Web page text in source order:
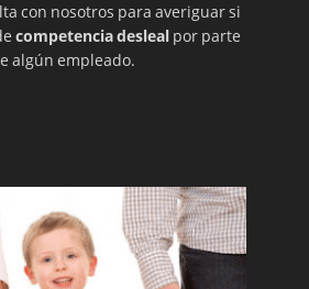
cerrados de TV
de firmas
privada para particulares
de competencia desleal
a un detective privado?
con nosotros para averiguar si
competencia deslealpor parte
algún empleado.